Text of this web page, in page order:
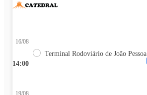
14:00
16/08
Terminal Rodoviário de João Pessoa
19/08